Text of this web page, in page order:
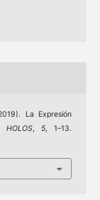
La Expresión
HOLOS, 5, 1–13.